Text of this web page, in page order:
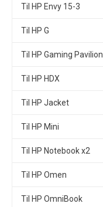
Til HP Envy 15-3
Til HP G
Til HP Gaming Pavilion
Til HP HDX
Til HP Jacket
Til HP Mini
Til HP Notebook x2
Til HP Omen
Til HP OmniBook